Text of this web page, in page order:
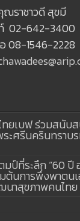
ณราชาวดี สุขมี
02-642-3400
08-1546-2228
ยเบฟ ร่วมสนับ
ะศรีนครินทราบ
ป์ที่ระลึก “60 ปี
ต้นการพึ่งพาตน
าสุขภาพคนไทย